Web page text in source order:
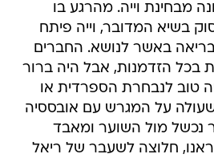
מבחינת וייה. מהרגע בו
בשיא המדובר, וייה פיתח
באשר לנושא. החברים
בכל הזדמנות, אבל היה ברור
טוב לנבחרת הספרדית או
על המגרש עם אובססיה
נכשל מול השוער ומאבד
חלוצה לשעבר של ריאל